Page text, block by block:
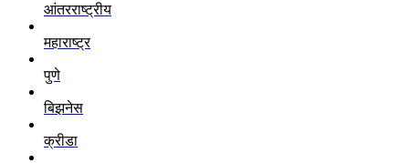
आंतरराष्ट्रीय
महाराष्ट्र
पुणे
बिझनेस
क्रीडा